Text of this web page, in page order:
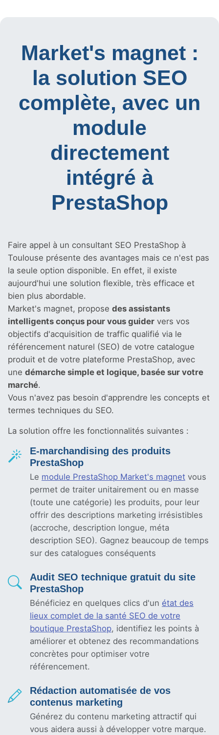
Market's magnet :
la solution SEO
complète, avec un
module
directement
intégré à
PrestaShop
Faire appel à un consultant SEO PrestaShop à
Toulouse présente des avantages mais ce n'est pas
la seule option disponible. En effet, il existe
aujourd'hui une solution flexible, très efficace et
bien plus abordable.
Market's magnet, propose des assistants
intelligents conçus pour vous guider vers vos
objectifs d'acquisition de traffic qualifié via le
référencement naturel (SEO) de votre catalogue
produit et de votre plateforme PrestaShop, avec
une démarche simple et logique, basée sur votre
marché.
Vous n'avez pas besoin d'apprendre les concepts et
termes techniques du SEO.
La solution offre les fonctionnalités suivantes :
E-marchandising des produits
PrestaShop
Le module PrestaShop Market's magnet vous
permet de traiter unitairement ou en masse
(toute une catégorie) les produits, pour leur
offrir des descriptions marketing irrésistibles
(accroche, description longue, méta
description SEO). Gagnez beaucoup de temps
sur des catalogues conséquents
Audit SEO technique gratuit du site
PrestaShop
Bénéficiez en quelques clics d'un état des
lieux complet de la santé SEO de votre
boutique PrestaShop, identifiez les points à
améliorer et obtenez des recommandations
concrètes pour optimiser votre
référencement.
Rédaction automatisée de vos
contenus marketing
Générez du contenu marketing attractif qui
vous aidera aussi à développer votre marque.